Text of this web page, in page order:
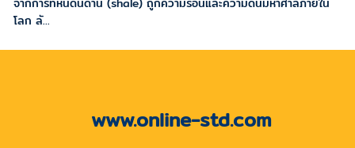
โลก ลั...
www.online-std.com